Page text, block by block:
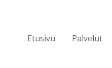
Etusivu Palvelut